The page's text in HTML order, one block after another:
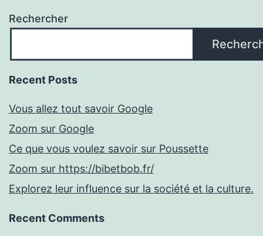
Rechercher
Recent Posts
Vous allez tout savoir Google
Zoom sur Google
Ce que vous voulez savoir sur Poussette
Zoom sur https://bibetbob.fr/
Explorez leur influence sur la société et la culture.
Recent Comments